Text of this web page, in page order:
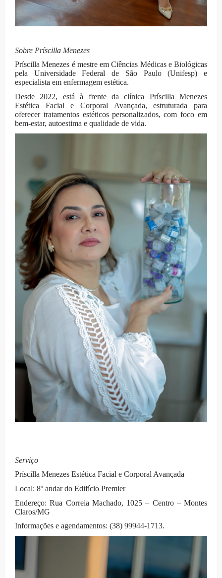
Sobre Príscilla Menezes
Príscilla Menezes é mestre em Ciências Médicas e Biológicas
pela Universidade Federal de São Paulo (Unifesp) e
especialista em enfermagem estética.
Desde 2022, está à frente da clínica Príscilla Menezes
Estética Facial e Corporal Avançada, estruturada para
oferecer tratamentos estéticos personalizados, com foco em
bem-estar, autoestima e qualidade de vida.
Serviço
Príscilla Menezes Estética Facial e Corporal Avançada
Local: 8º andar do Edifício Premier
Endereço: Rua Correia Machado, 1025 – Centro – Montes
Claros/MG
Informações e agendamentos: (38) 99944-1713.